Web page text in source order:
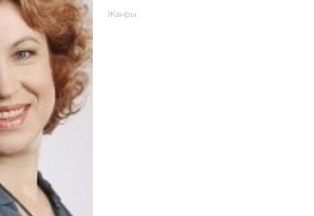
Жанры: